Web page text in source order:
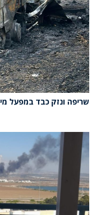
שריפה ונזק כבד במפעל